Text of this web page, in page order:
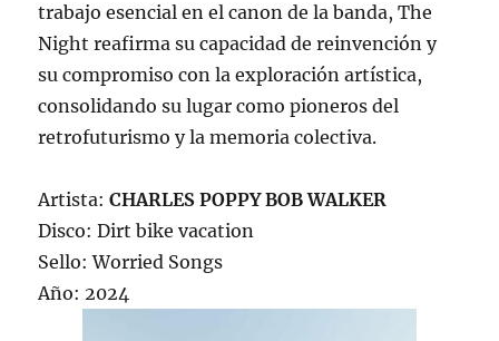
trabajo esencial en el canon de la banda, The
Night reafirma su capacidad de reinvención y
su compromiso con la exploración artística,
consolidando su lugar como pioneros del
retrofuturismo y la memoria colectiva.
Artista:CHARLES POPPY BOB WALKER
Disco: Dirt bike vacation
Sello: Worried Songs
Año: 2024